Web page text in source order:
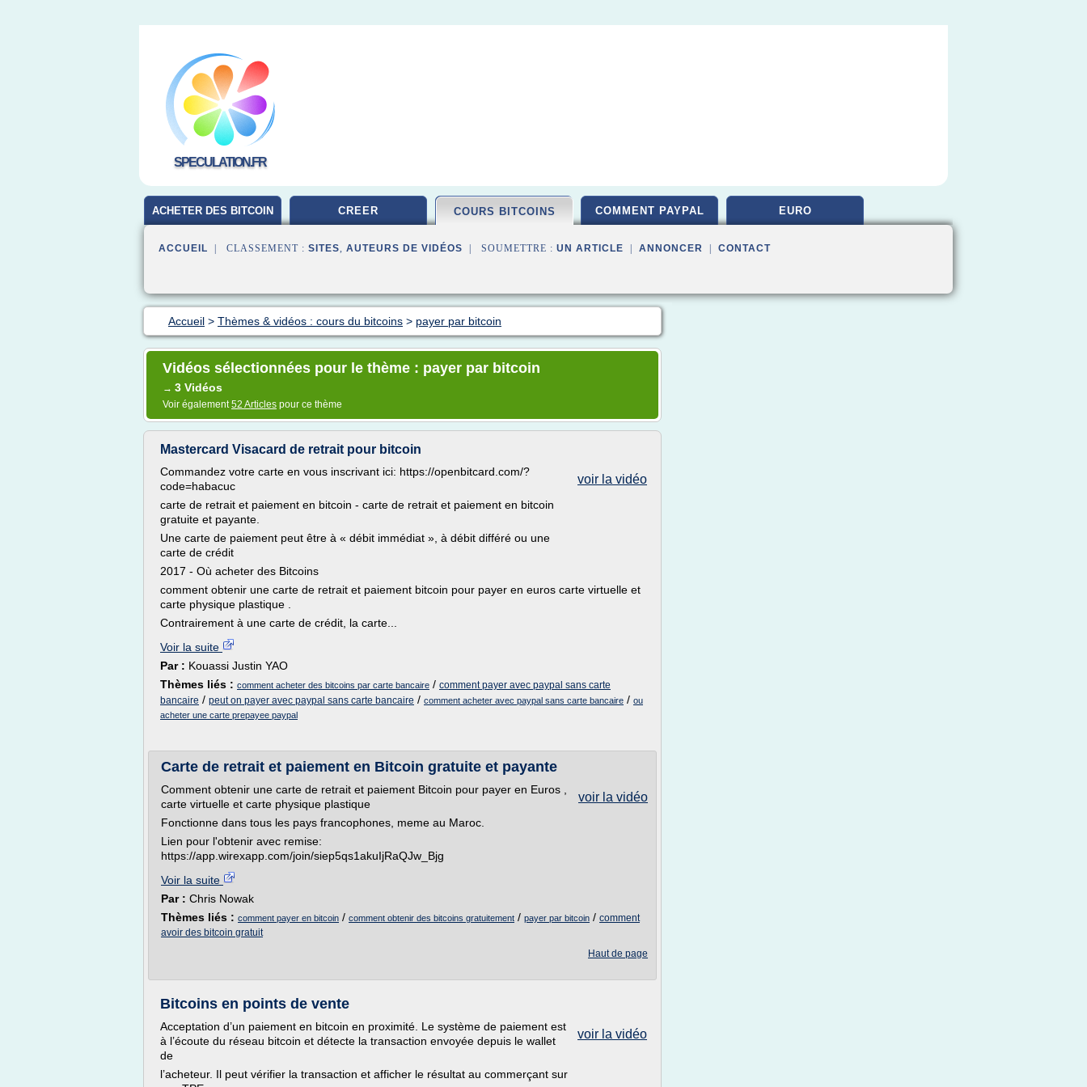
SPECULATION.FR
ACHETER DES BITCOIN CREER COURS BITCOINS COMMENT PAYPAL EURO
ACCUEIL | CLASSEMENT : SITES, AUTEURS DE VIDÉOS | SOUMETTRE : UN ARTICLE ANNONCER CONTACT
Accueil > Thèmes & vidéos : cours du bitcoins > payer par bitcoin
Vidéos sélectionnées pour le thème : payer par bitcoin
→ 3 Vidéos
Voir également52 Articles pour ce thème
Mastercard Visacard de retrait pour bitcoin
voir la vidéo
Commandez votre carte en vous inscrivant ici: https://openbitcard.com/?
code=habacuc
carte de retrait et paiement en bitcoin - carte de retrait et paiement en bitcoin
gratuite et payante.
Une carte de paiement peut être à « débit immédiat », à débit différé ou une
carte de crédit
2017 - Où acheter des Bitcoins
comment obtenir une carte de retrait et paiement bitcoin pour payer en euros carte virtuelle et
carte physique plastique .
Contrairement à une carte de crédit, la carte...
Voir la suite
Par : Kouassi Justin YAO
Thèmes liés : comment acheter des bitcoins par carte bancaire / comment payer avec paypal sans carte
bancaire / peut on payer avec paypal sans carte bancaire / comment acheter avec paypal sans carte bancaire / ou
acheter une carte prepayee paypal
Carte de retrait et paiement en Bitcoin gratuite et payante
voir la vidéo
Comment obtenir une carte de retrait et paiement Bitcoin pour payer en Euros ,
carte virtuelle et carte physique plastique
Fonctionne dans tous les pays francophones, meme au Maroc.
Lien pour l'obtenir avec remise:
https://app.wirexapp.com/join/siep5qs1akuIjRaQJw_Bjg
Voir la suite
Par : Chris Nowak
Thèmes liés : comment payer en bitcoin / comment obtenir des bitcoins gratuitement / payer par bitcoin / comment
avoir des bitcoin gratuit
Haut de page
Bitcoins en points de vente
voir la vidéo
Acceptation d’un paiement en bitcoin en proximité. Le système de paiement est
à l’écoute du réseau bitcoin et détecte la transaction envoyée depuis le wallet
de
l’acheteur. Il peut vérifier la transaction et afficher le résultat au commerçant sur